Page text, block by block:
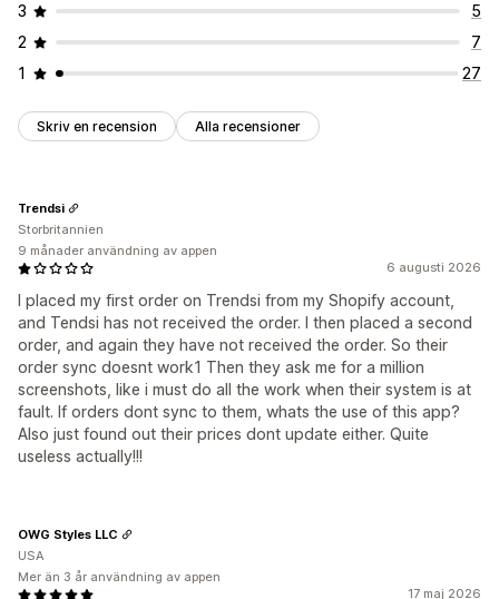
3
5
2
7
1
27
Skriv en recension Alla recensioner
6 augusti 2026
I placed my first order on Trendsi from my Shopify account,
and Tendsi has not received the order. I then placed a second
order, and again they have not received the order. So their
order sync doesnt work1 Then they ask me for a million
screenshots, like i must do all the work when their system is at
fault. If orders dont sync to them, whats the use of this app?
Also just found out their prices dont update either. Quite
useless actually!!!
Trendsi
Storbritannien
9 månader användning av appen
17 maj 2026
OWG Styles LLC
USA
Mer än 3 år användning av appen